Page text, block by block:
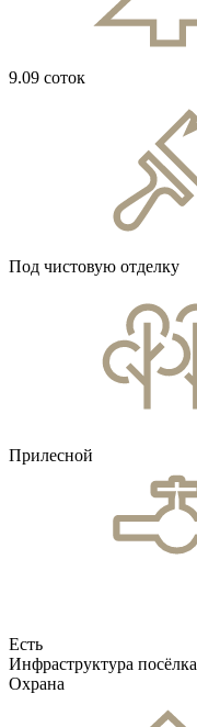
9.09 соток
Под чистовую отделку
Прилесной
Есть
Инфраструктура посёлка
Охрана